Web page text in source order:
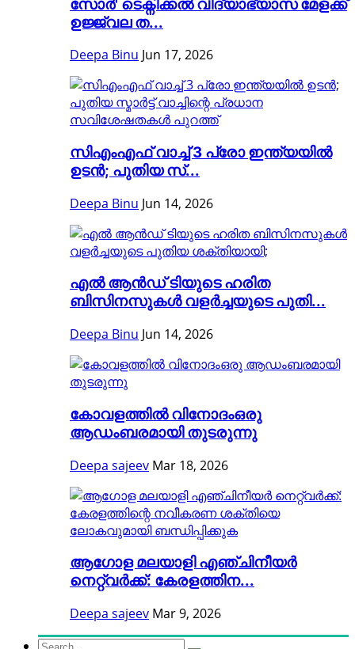
സോർ' ടെക്നിക്കൽ വിദ്യാഭ്യാസ മേളക്ക്
ഉജ്ജ്വല ത...
Deepa Binu Jun 17, 2026
സിഎംഎഫ് വാച്ച് 3 പ്രോ ഇന്ത്യയിൽ
ഉടൻ; പുതിയ സ്...
Deepa Binu Jun 14, 2026
എൽ ആൻഡ് ടിയുടെ ഹരിത
ബിസിനസുകൾ വളർച്ചയുടെ പുതി...
Deepa Binu Jun 14, 2026
കോവളത്തിൽ വിനോദംഒരു
ആഡംബരമായി തുടരുന്നു
Deepa sajeev Mar 18, 2026
ആഗോള മലയാളി എഞ്ചിനീയർ
നെറ്റ്വർക്ക്: കേരളത്തിന...
Deepa sajeev Mar 9, 2026